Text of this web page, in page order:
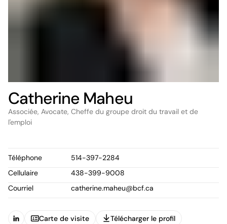
Catherine Maheu
Associée, Avocate, Cheffe du groupe droit du travail et de
l'emploi
Téléphone
514-397-2284
Cellulaire
438-399-9008
Courriel
catherine.maheu@bcf.ca
Carte de visite
Télécharger le profil